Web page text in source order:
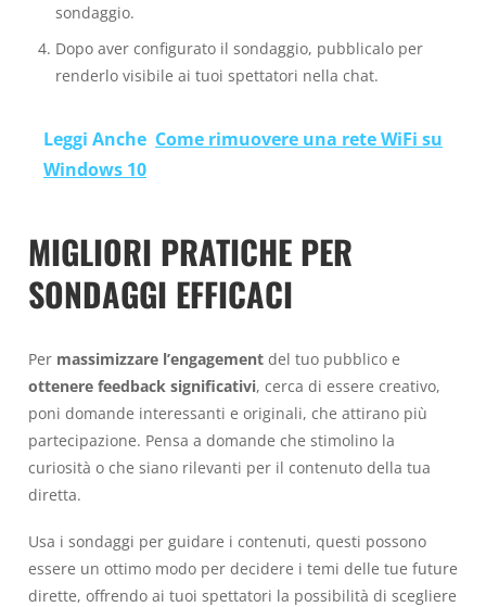
sondaggio.
Dopo aver configurato il sondaggio, pubblicalo per
renderlo visibile ai tuoi spettatori nella chat.
Leggi Anche Come rimuovere una rete WiFi su
Windows 10
MIGLIORI PRATICHE PER
SONDAGGI EFFICACI
Per massimizzare l’engagement del tuo pubblico e
ottenere feedback significativi, cerca di essere creativo,
poni domande interessanti e originali, che attirano più
partecipazione. Pensa a domande che stimolino la
curiosità o che siano rilevanti per il contenuto della tua
diretta.
Usa i sondaggi per guidare i contenuti, questi possono
essere un ottimo modo per decidere i temi delle tue future
dirette, offrendo ai tuoi spettatori la possibilità di scegliere